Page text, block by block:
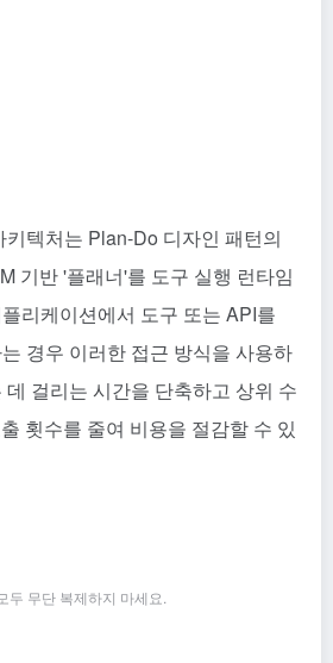
텍처는 Plan-Do 디자인 패턴의
기반 '플래너'를 도구 실행 런타임
리케이션에서 도구 또는 API를
경우 이러한 접근 방식을 사용하
걸리는 시간을 단축하고 상위 수
횟수를 줄여 비용을 절감할 수 있
두 무단 복제하지 마세요.